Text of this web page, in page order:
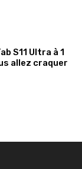
S11 Ultra à 1
allez craquer